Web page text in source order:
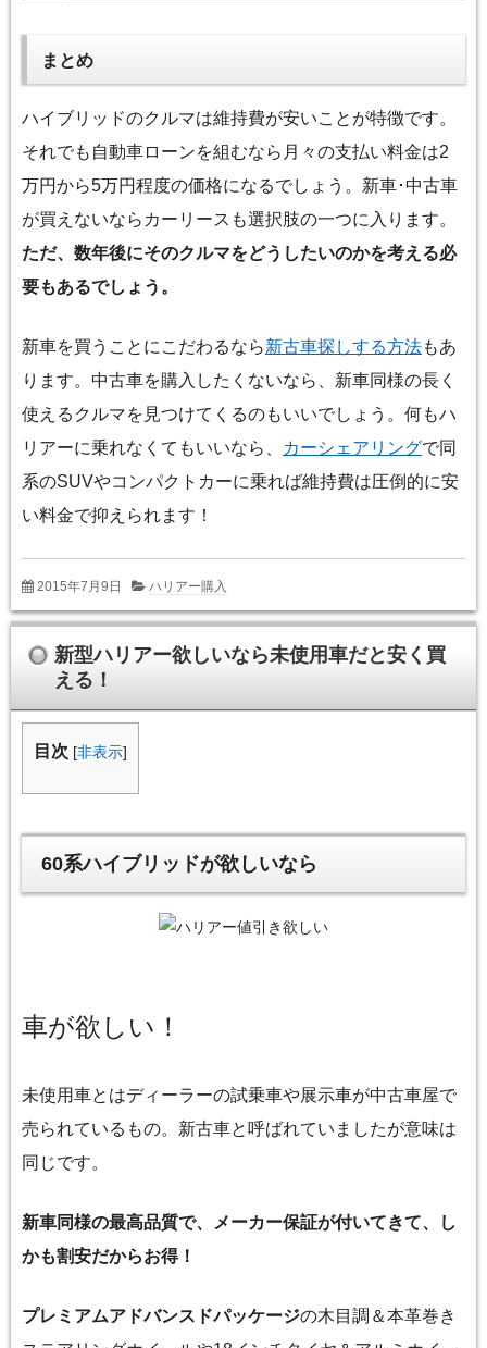
まとめ
ハイブリッドのクルマは維持費が安いことが特徴です。
それでも自動車ローンを組むなら月々の支払い料金は2
万円から5万円程度の価格になるでしょう。新車･中古車
が買えないならカーリースも選択肢の一つに入ります。
ただ、数年後にそのクルマをどうしたいのかを考える必
要もあるでしょう。
新車を買うことにこだわるなら新古車探しする方法もあ
ります。中古車を購入したくないなら、新車同様の長く
使えるクルマを見つけてくるのもいいでしょう。何もハ
リアーに乗れなくてもいいなら、
カーシェアリングで同
系のSUVやコンパクトカーに乗れば維持費は圧倒的に安
い料金で抑えられます！
2015年7月9日 ハリアー購入
新型ハリアー欲しいなら未使用車だと安く買
える！
目次 [非表示]
60系ハイブリッドが欲しいなら
車が欲しい！
未使用車とはディーラーの試乗車や展示車が中古車屋で
売られているもの。新古車と呼ばれていましたが意味は
同じです。
新車同様の最高品質で、メーカー保証が付いてきて、し
かも割安だからお得！
プレミアムアドバンスドパッケージの木目調＆本革巻き